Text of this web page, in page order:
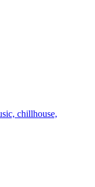
chillhouse,